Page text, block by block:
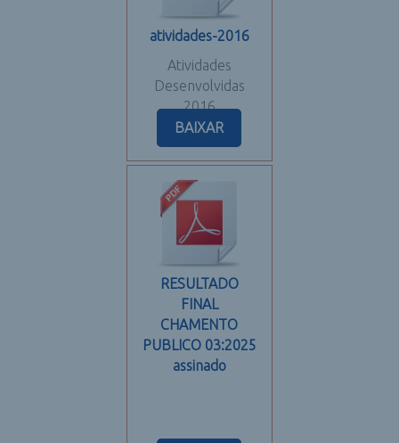
atividades-2016
Atividades
Desenvolvidas
2016
BAIXAR
RESULTADO
FINAL
CHAMENTO
PUBLICO 03:2025
assinado